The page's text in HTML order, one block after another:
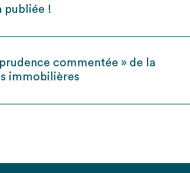
publiée !
commentée » de la
immobilières